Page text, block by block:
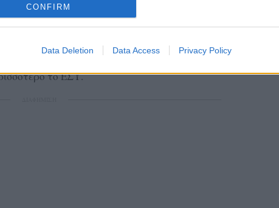
CONFIRM
Data Deletion Data Access Privacy Policy
κυβέρνηση δεν είναι διατεθειμένη να
προσωπικού , προσωρινών λύσεων
το ΕΣΥ.